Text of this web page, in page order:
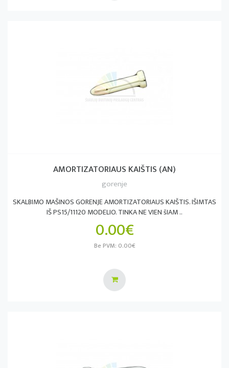
AMORTIZATORIAUS KAIŠTIS (AN)
gorenje
SKALBIMO MAŠINOS GORENJE AMORTIZATORIAUS KAIŠTIS. IŠIMTAS
IŠ PS15/11120 MODELIO. TINKA NE VIEN šIAM ..
0.00€
Be PVM: 0.00€